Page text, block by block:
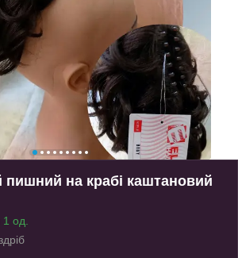
пишний на крабі каштановий
од.